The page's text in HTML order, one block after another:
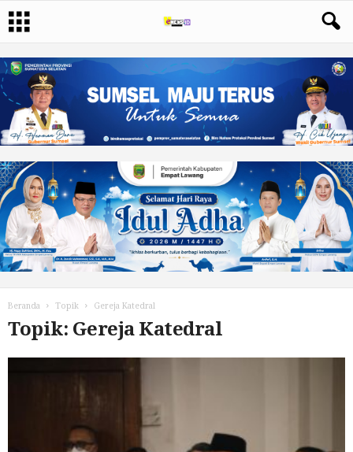
Beranda Topik Gereja Katedral
Topik: Gereja Katedral